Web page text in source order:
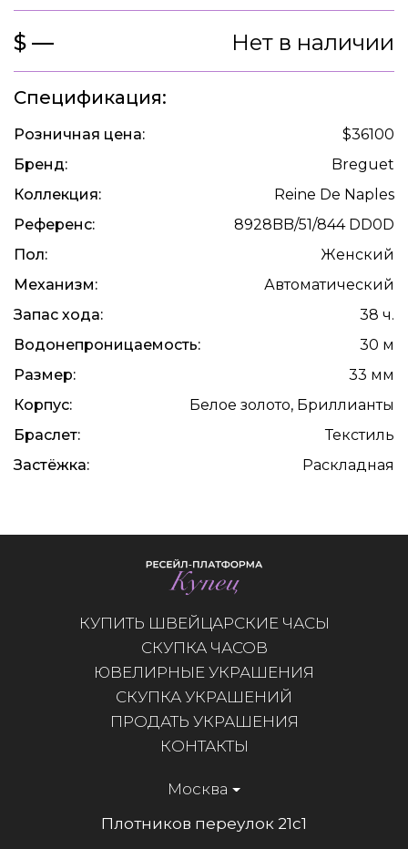
$ — Нет в наличии
Спецификация:
Розничная цена:
$36100
Бренд:
Breguet
Коллекция:
Reine De Naples
Референс:
8928BB/51/844 DD0D
Пол:
Женский
Механизм:
Автоматический
Запас хода:
38 ч.
Водонепроницаемость:
30 м
Размер:
33 мм
Корпус:
Белое золото, Бриллианты
Браслет:
Текстиль
Застёжка:
Раскладная
КУПИТЬ ШВЕЙЦАРСКИЕ ЧАСЫ
СКУПКА ЧАСОВ
ЮВЕЛИРНЫЕ УКРАШЕНИЯ
СКУПКА УКРАШЕНИЙ
ПРОДАТЬ УКРАШЕНИЯ
КОНТАКТЫ
Москва
Плотников переулок 21с1